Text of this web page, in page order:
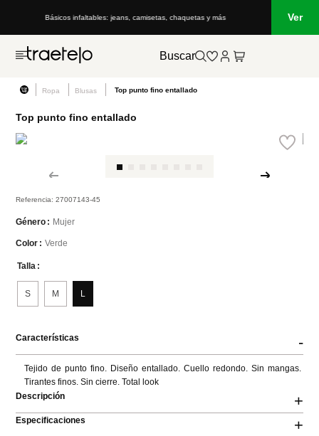
Básicos infaltables: jeans, camisetas, chaquetas y más Ver
Buscar
Ropa Blusas Top punto fino entallado
Top punto fino entallado
Referencia:27007143-45
Género Mujer
Color Verde
Talla
L
M
S
Características -
Tejido de punto fino. Diseño entallado. Cuello redondo. Sin mangas.
Tirantes finos. Sin cierre. Total look
Descripción
+
Especificaciones +